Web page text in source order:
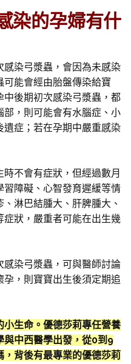
染的孕婦有什
染弓漿蟲，會因為未感染
能會經由胎盤傳染給寶
後期初次感染弓漿蟲，都
，則可能會有水腦症、小
症；若在孕期中嚴重感染
不會有症狀，但經過數月
障礙、心智發育遲緩等情
淋巴結腫大、肝脾腫大、
狀，嚴重者可能在出生幾
感染弓漿蟲，可與醫師討論
，則寶寶出生後須定期追
生命。優德莎莉專任營養
與中西醫學出發，從0到9
背後有最專業的優德莎莉